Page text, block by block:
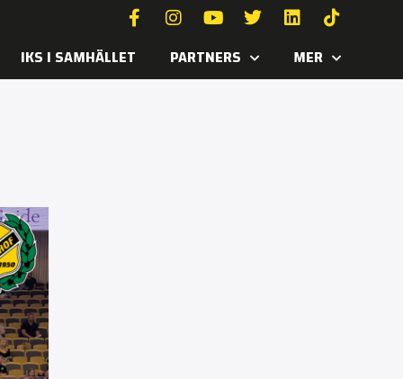
IKS I SAMHÄLLET PARTNERS MER